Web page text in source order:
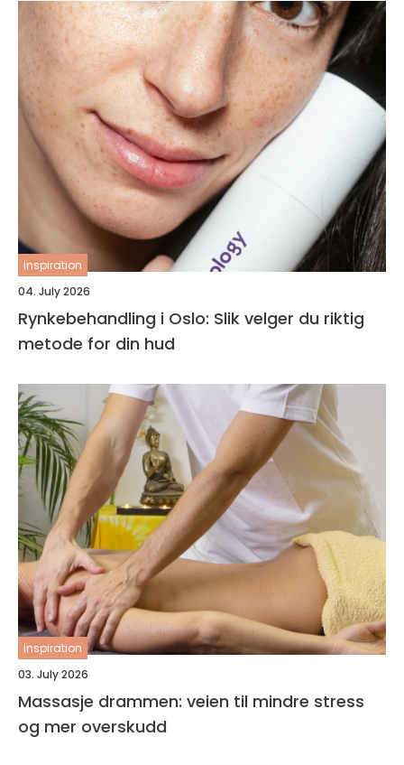
inspiration
04. July 2026
Rynkebehandling i Oslo: Slik velger du riktig
metode for din hud
inspiration
03. July 2026
Massasje drammen: veien til mindre stress
og mer overskudd